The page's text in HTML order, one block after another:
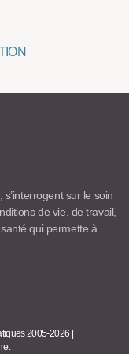
sur le soin
de vie, de travail,
qui permette à
2005-2026